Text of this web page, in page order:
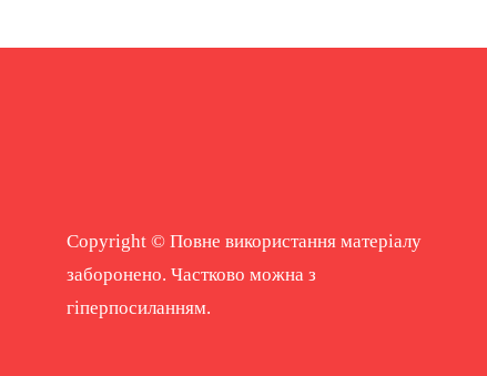
Copyright © Повне використання матеріалу
заборонено. Частково можна з
гіперпосиланням.